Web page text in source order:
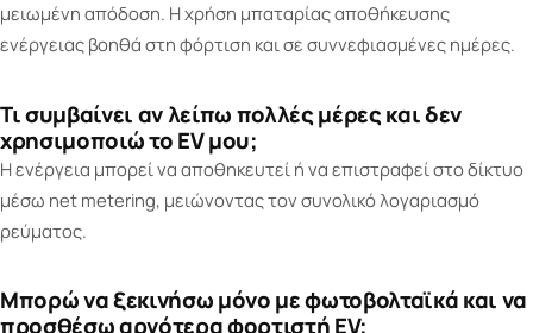
μειωμένη απόδοση. Η χρήση μπαταρίας αποθήκευσης
ενέργειας βοηθά στη φόρτιση και σε συννεφιασμένες ημέρες.
Τι συμβαίνει αν λείπω πολλές μέρες και δεν
χρησιμοποιώ το EV μου;
Η ενέργεια μπορεί να αποθηκευτεί ή να επιστραφεί στο δίκτυο
μέσω net metering, μειώνοντας τον συνολικό λογαριασμό
ρεύματος.
Μπορώ να ξεκινήσω μόνο με φωτοβολταϊκά και να
προσθέσω αργότερα φορτιστή EV;